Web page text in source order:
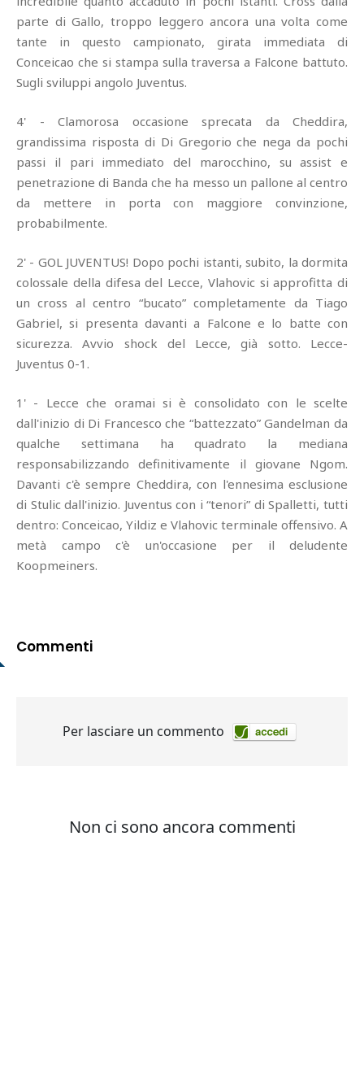
parte di Gallo, troppo leggero ancora una volta come
tante in questo campionato, girata immediata di
Conceicao che si stampa sulla traversa a Falcone battuto.
Sugli sviluppi angolo Juventus.
4' - Clamorosa occasione sprecata da Cheddira,
grandissima risposta di Di Gregorio che nega da pochi
passi il pari immediato del marocchino, su assist e
penetrazione di Banda che ha messo un pallone al centro
da mettere in porta con maggiore convinzione,
probabilmente.
2' - GOL JUVENTUS! Dopo pochi istanti, subito, la dormita
colossale della difesa del Lecce, Vlahovic si approfitta di
un cross al centro “bucato” completamente da Tiago
Gabriel, si presenta davanti a Falcone e lo batte con
sicurezza. Avvio shock del Lecce, già sotto. Lecce-
Juventus 0-1.
1' - Lecce che oramai si è consolidato con le scelte
dall'inizio di Di Francesco che “battezzato” Gandelman da
qualche settimana ha quadrato la mediana
responsabilizzando definitivamente il giovane Ngom.
Davanti c'è sempre Cheddira, con l'ennesima esclusione
di Stulic dall'inizio. Juventus con i “tenori” di Spalletti, tutti
dentro: Conceicao, Yildiz e Vlahovic terminale offensivo. A
metà campo c'è un'occasione per il deludente
Koopmeiners.
Commenti